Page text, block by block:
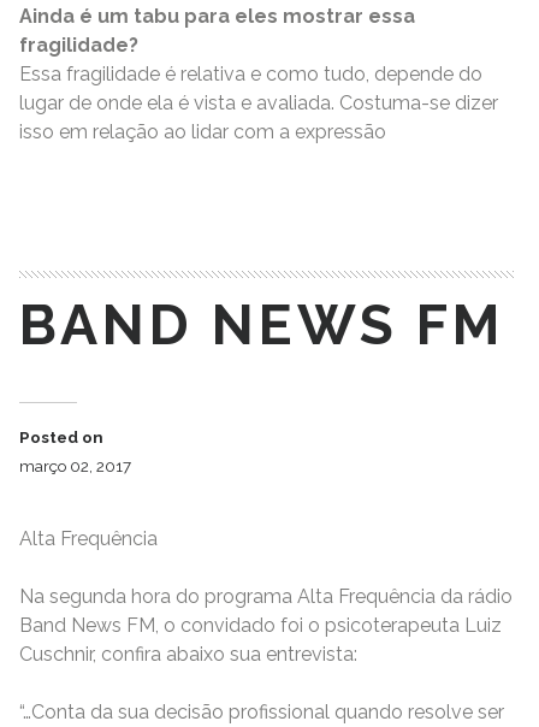
Ainda é um tabu para eles mostrar essa
fragilidade?
Essa fragilidade é relativa e como tudo, depende do
lugar de onde ela é vista e avaliada. Costuma-se dizer
isso em relação ao lidar com a expressão
BAND NEWS FM
Posted on
março 02, 2017
Alta Frequência
Na segunda hora do programa Alta Frequência da rádio
Band News FM, o convidado foi o psicoterapeuta Luiz
Cuschnir, confira abaixo sua entrevista:
“…Conta da sua decisão profissional quando resolve ser